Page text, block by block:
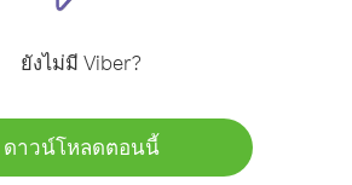
ยังไม่มี Viber?
ดาวน์โหลดตอนนี้